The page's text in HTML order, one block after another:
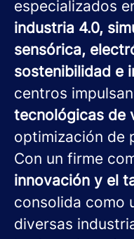
especializados
industria 4.0,
sensórica,
sostenibilidad e
centros impulsan
tecnológicas de
optimización de
Con un firme
innovación y el
consolida como
diversas